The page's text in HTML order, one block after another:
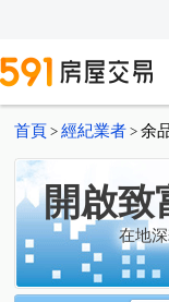
首頁 > 經紀業者 > 余
開啟致
在地